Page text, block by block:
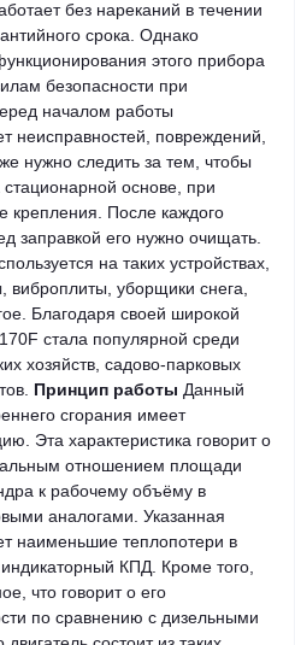
без нареканий в течении
срока. Однако
этого прибора
безопасности при
началом работы
неисправностей, повреждений,
нужно следить за тем, чтобы
основе, при
крепления. После каждого
заправкой его нужно очищать.
на таких устройствах,
виброплиты, уборщики снега,
Благодаря своей широкой
стала популярной среди
хозяйств, садово-парковых
Принцип работы Данный
сгорания имеет
Эта характеристика говорит о
отношением площади
к рабочему объёму в
аналогами. Указанная
наименьшие теплопотери в
КПД. Кроме того,
что говорит о его
по сравнению с дизельными